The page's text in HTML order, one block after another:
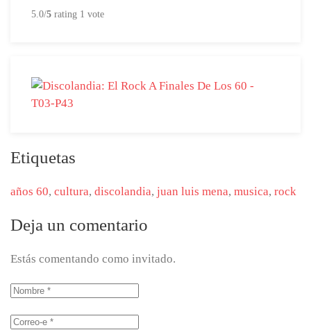
5.0/5 rating 1 vote
Etiquetas
años 60, cultura, discolandia, juan luis mena, musica, rock
Deja un comentario
Estás comentando como invitado.